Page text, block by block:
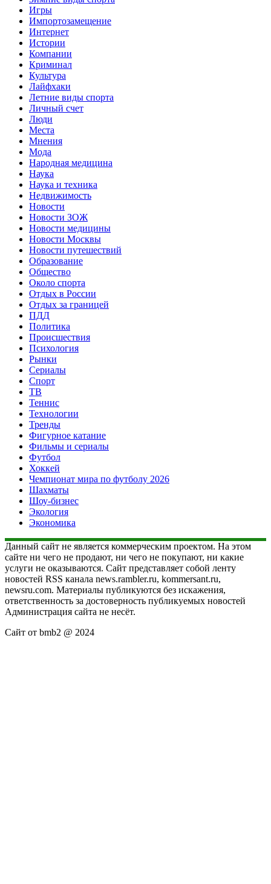
Игры
Импортозамещение
Интернет
Истории
Компании
Криминал
Культура
Лайфхаки
Летние виды спорта
Личный счет
Люди
Места
Мнения
Мода
Народная медицина
Наука
Наука и техника
Недвижимость
Новости
Новости ЗОЖ
Новости медицины
Новости Москвы
Новости путешествий
Образование
Общество
Около спорта
Отдых в России
Отдых за границей
ПДД
Политика
Происшествия
Психология
Рынки
Сериалы
Спорт
ТВ
Теннис
Технологии
Тренды
Фигурное катание
Фильмы и сериалы
Футбол
Хоккей
Чемпионат мира по футболу 2026
Шахматы
Шоу-бизнес
Экология
Экономика
Данный сайт не является коммерческим проектом. На этом
сайте ни чего не продают, ни чего не покупают, ни какие
услуги не оказываются. Сайт представляет собой ленту
новостей RSS канала news.rambler.ru, kommersant.ru,
newsru.com. Материалы публикуются без искажения,
ответственность за достоверность публикуемых новостей
Администрация сайта не несёт.
Сайт от bmb2 @ 2024